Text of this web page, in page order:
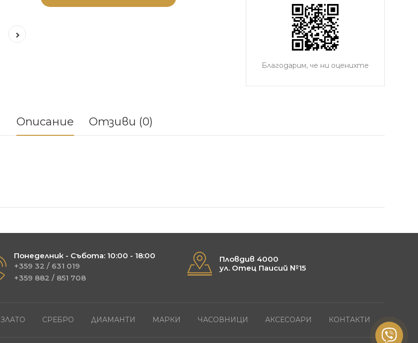
Благодарим, че ни оценихте
Описание Отзиви (0)
Понеделник - Събота: 10:00 - 18:00
+359 32 / 631 019
+359 882 / 851 708
Пловдив 4000
ул. Отец Паисий №15
ЗЛАТО СРЕБРО ДИАМАНТИ МАРКИ ЧАСОВНИЦИ АКСЕСОАРИ КОНТАКТИ